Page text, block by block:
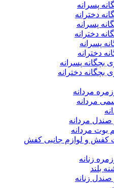
پسرانه
دخترانه
پسرانه
دخترانه
پسرانه
دخترانه
بچگانه پسرانه
بچگانه دخترانه
مردانه
مردانه
صندل مردانه
بوت مردانه
کفش و لوازم جانبی کفش
زنانه
بلند
صندل زنانه